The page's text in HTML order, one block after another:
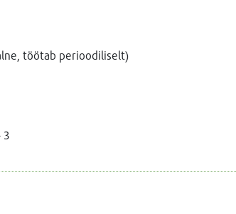
töötab perioodiliselt)
3